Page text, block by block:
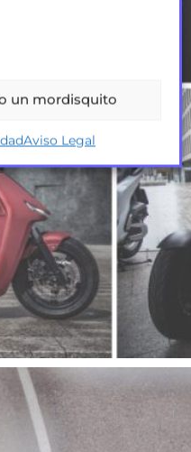
un mordisquito
Aviso Legal